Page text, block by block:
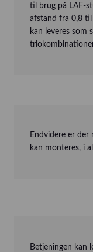
til brug på LAF-
afstand fra 0,8 til
kan leveres som
Endvidere er der
kan monteres, i
Betjeningen kan